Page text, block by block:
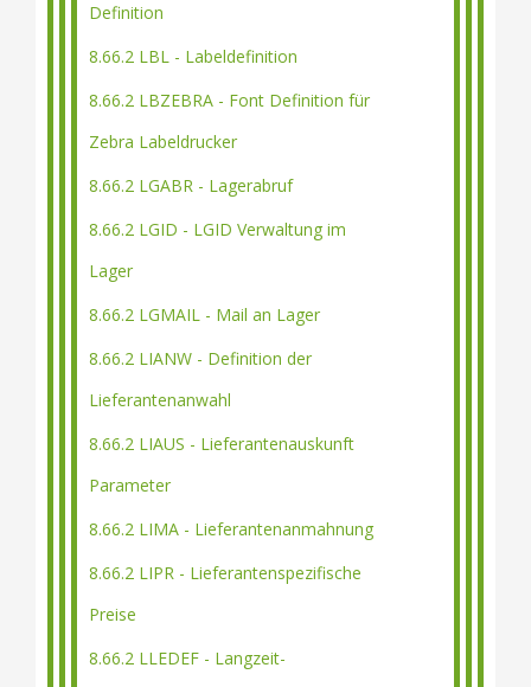
Definition
8.66.2 LBL - Labeldefinition
8.66.2 LBZEBRA - Font Definition für
Zebra Labeldrucker
8.66.2 LGABR - Lagerabruf
8.66.2 LGID - LGID Verwaltung im
Lager
8.66.2 LGMAIL - Mail an Lager
8.66.2 LIANW - Definition der
Lieferantenanwahl
8.66.2 LIAUS - Lieferantenauskunft
Parameter
8.66.2 LIMA - Lieferantenanmahnung
8.66.2 LIPR - Lieferantenspezifische
Preise
8.66.2 LLEDEF - Langzeit-